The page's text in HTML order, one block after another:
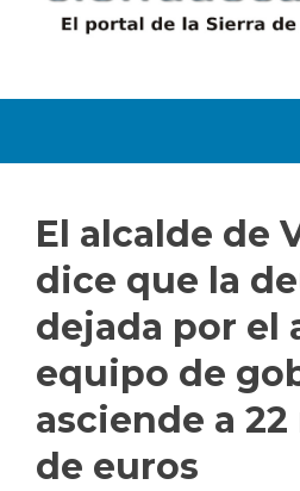
El alcalde de
dice que la
dejada por el
equipo de
asciende a
de euros